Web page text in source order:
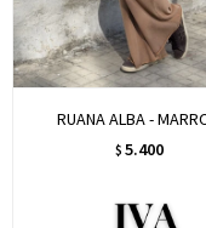
RUANA ALBA -
$ 5.400